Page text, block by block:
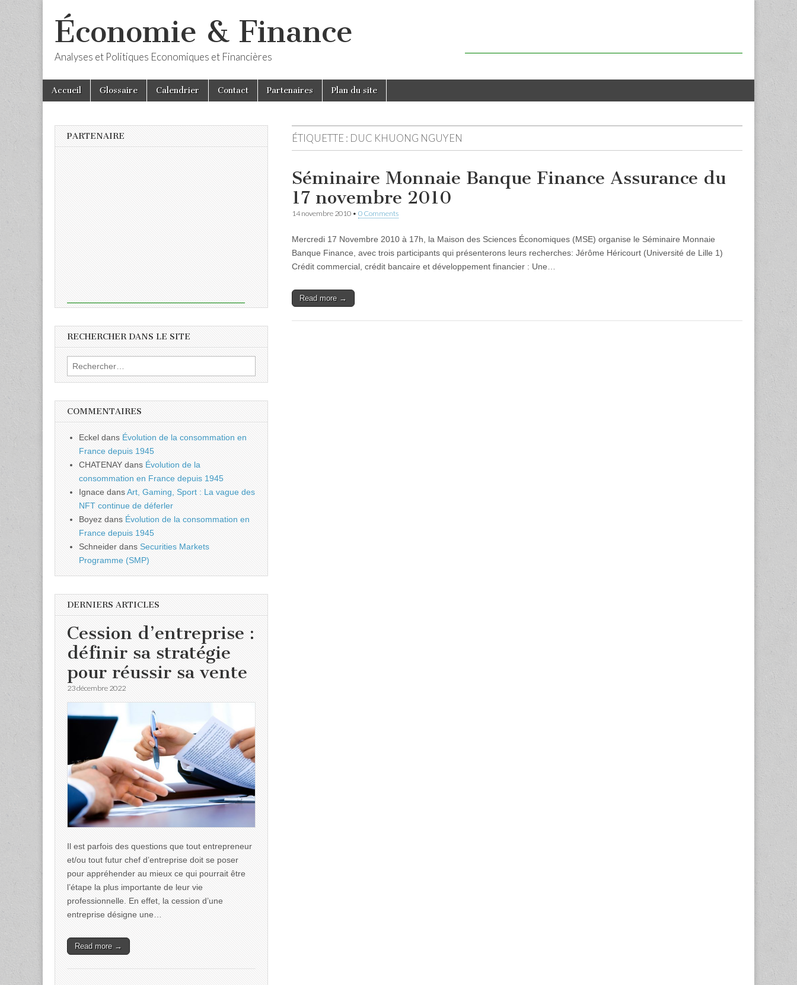
Économie & Finance
Analyses et Politiques Economiques et Financières
Main
menu
Skip
Accueil Glossaire Calendrier Contact Partenaires Plan du site
ÉTIQUETTE : DUC KHUONG NGUYEN
Séminaire Monnaie Banque Finance Assurance du
17 novembre 2010
14 novembre 2010 •0 Comments
Mercredi 17 Novembre 2010 à 17h, la Maison des Sciences Économiques (MSE) organise le Séminaire Monnaie
Banque Finance, avec trois participants qui présenterons leurs recherches: Jérôme Héricourt (Université de Lille 1)
Crédit commercial, crédit bancaire et développement financier : Une…
Read more →
PARTENAIRE
RECHERCHER DANS LE SITE
Rechercher :
COMMENTAIRES
Eckel dans Évolution de la consommation en
France depuis 1945
CHATENAY dans Évolution de la
consommation en France depuis 1945
Ignace dansArt, Gaming, Sport : La vague des
NFT continue de déferler
Boyez dans Évolution de la consommation en
France depuis 1945
Schneider dans Securities Markets
Programme (SMP)
DERNIERS ARTICLES
Cession d’entreprise :
définir sa stratégie
pour réussir sa vente
23 décembre 2022
Il est parfois des questions que tout entrepreneur
et/ou tout futur chef d’entreprise doit se poser
pour appréhender au mieux ce qui pourrait être
l’étape la plus importante de leur vie
professionnelle. En effet, la cession d’une
entreprise désigne une…
Read more →